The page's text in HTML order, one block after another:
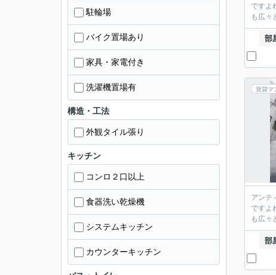
ですよ
も広々
部
賃貸マ
アンテ
ですよ
も広々
部
駐輪場
バイク置場あり
家具・家電付き
洗濯機置場有
構造・工法
外観タイル張り
キッチン
コンロ２口以上
食器洗い乾燥機
システムキッチン
カウンターキッチン